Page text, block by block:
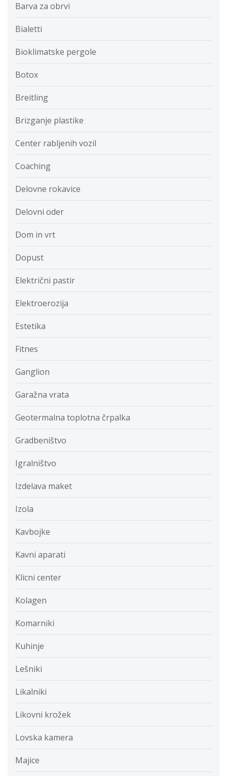
Barva za obrvi
Bialetti
Bioklimatske pergole
Botox
Breitling
Brizganje plastike
Center rabljenih vozil
Coaching
Delovne rokavice
Delovni oder
Dom in vrt
Dopust
Električni pastir
Elektroerozija
Estetika
Fitnes
Ganglion
Garažna vrata
Geotermalna toplotna črpalka
Gradbeništvo
Igralništvo
Izdelava maket
Izola
Kavbojke
Kavni aparati
Klicni center
Kolagen
Komarniki
Kuhinje
Lešniki
Likalniki
Likovni krožek
Lovska kamera
Majice